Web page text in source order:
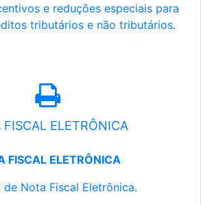
e reduções especiais para
tributários e não tributários.
FISCAL ELETRÔNICA
FISCAL ELETRÔNICA
de Nota Fiscal Eletrônica.